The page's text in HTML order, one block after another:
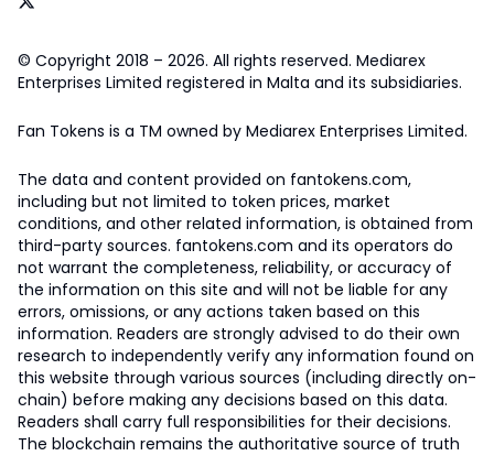
© Copyright 2018 – 2026. All rights reserved. Mediarex
Enterprises Limited registered in Malta and its subsidiaries.
Fan Tokens is a TM owned by Mediarex Enterprises Limited.
The data and content provided on fantokens.com,
including but not limited to token prices, market
conditions, and other related information, is obtained from
third-party sources. fantokens.com and its operators do
not warrant the completeness, reliability, or accuracy of
the information on this site and will not be liable for any
errors, omissions, or any actions taken based on this
information. Readers are strongly advised to do their own
research to independently verify any information found on
this website through various sources (including directly on-
chain) before making any decisions based on this data.
Readers shall carry full responsibilities for their decisions.
The blockchain remains the authoritative source of truth